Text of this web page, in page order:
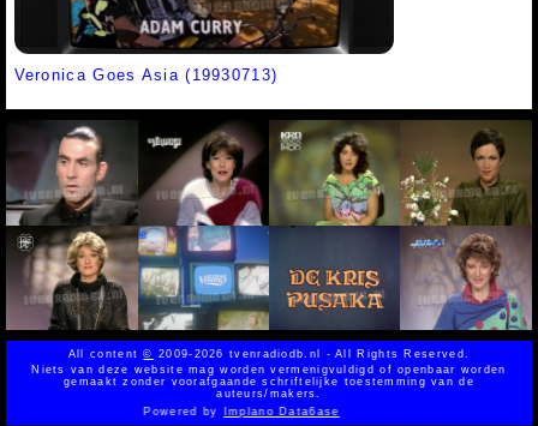
Veronica Goes Asia (19930713)
All content© 2009-2026 tvenradiodb.nl - All Rights Reserved.
Niets van deze website mag worden vermenigvuldigd of openbaar worden
gemaakt zonder voorafgaande schriftelijke toestemming van de
auteurs/makers.
Powered byImplano Data6ase